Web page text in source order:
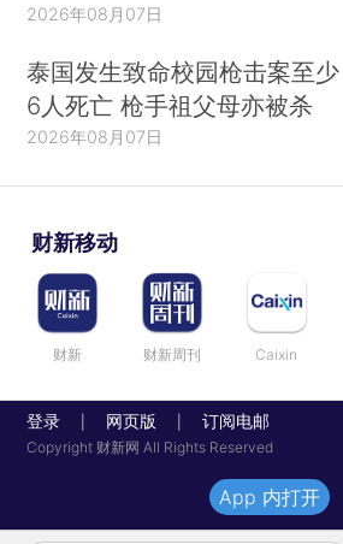
2026年08月07日
泰国发生致命校园枪击案至少
6人死亡 枪手祖父母亦被杀
2026年08月07日
财新移动
财新 财新周刊 Caixin
登录 网页版 订阅电邮
Copyright 财新网 All Rights Reserved
App 内打开